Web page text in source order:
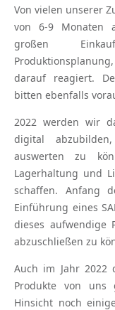
Von vielen unserer
von 6-9 Monaten
großen
darauf reagiert.
bitten ebenfalls
2022 werden wir
digital
auswerten zu
Lagerhaltung und
schaffen. Anfang
Einführung eines
dieses aufwendige
abzuschließen zu
Auch im Jahr
Produkte von
Hinsicht noch